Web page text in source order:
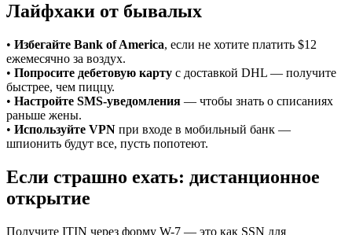
Лайфхаки от бывалых
• Избегайте Bank of America, если не хотите платить $12
ежемесячно за воздух.
• Попросите дебетовую карту с доставкой DHL — получите
быстрее, чем пиццу.
• Настройте SMS-уведомления — чтобы знать о списаниях
раньше жены.
• Используйте VPN при входе в мобильный банк —
шпионить будут все, пусть попотеют.
Если страшно ехать: дистанционное
открытие
Получите ITIN через форму W-7 — это как SSN для